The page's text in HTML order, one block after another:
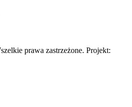
prawa zastrzeżone. Projekt: